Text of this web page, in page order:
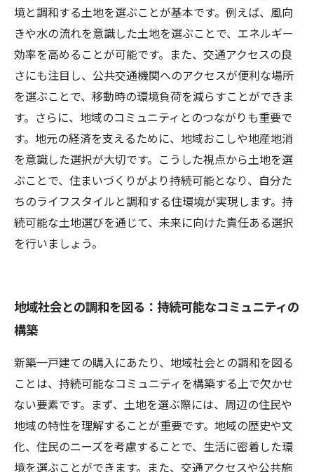
境と調和する土地を選ぶことが基本です。例えば、風向
きや水の流れを意識した土地を選ぶことで、エネルギー
効率を高めることが可能です。また、交通アクセスの良
さにも注目し、公共交通機関へのアクセスが便利な場所
を選ぶことで、移動時の環境負荷を減らすことができま
す。さらに、地域のコミュニティとのつながりも重要で
す。地元の経済を支えるために、地域おこしや地産地消
を意識した選択が大切です。こうした視点から土地を選
ぶことで、住まいづくりがより持続可能となり、自分た
ちのライフスタイルと調和する住環境が実現します。持
続可能な土地選びを通じて、未来に向けた責任ある選択
を行いましょう。
地域社会との調和を図る：持続可能なコミュニティの
構築
新築一戸建ての購入にあたり、地域社会との調和を図る
ことは、持続可能なコミュニティを構築する上で欠かせ
ない要素です。まず、土地を選ぶ際には、周辺の住民や
地域の特性を理解することが重要です。地域の歴史や文
化、住民のニーズを考慮することで、生活に密着した環
境を選ぶことができます。また、交通アクセスや公共施